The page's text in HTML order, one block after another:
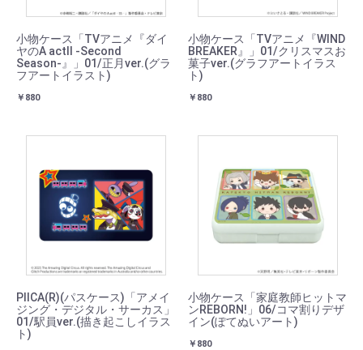
小物ケース「TVアニメ『ダイ
ヤのA actⅡ -Second
Season-』」01/正月ver.(グラ
フアートイラスト)
￥880
小物ケース「TVアニメ『WIND
BREAKER』」01/クリスマスお
菓子ver.(グラフアートイラス
ト)
￥880
PIICA(R)(パスケース)「アメイ
ジング・デジタル・サーカス」
01/駅員ver.(描き起こしイラス
ト)
小物ケース「家庭教師ヒットマ
ンREBORN!」06/コマ割りデザ
イン(ぽてぬいアート)
￥880